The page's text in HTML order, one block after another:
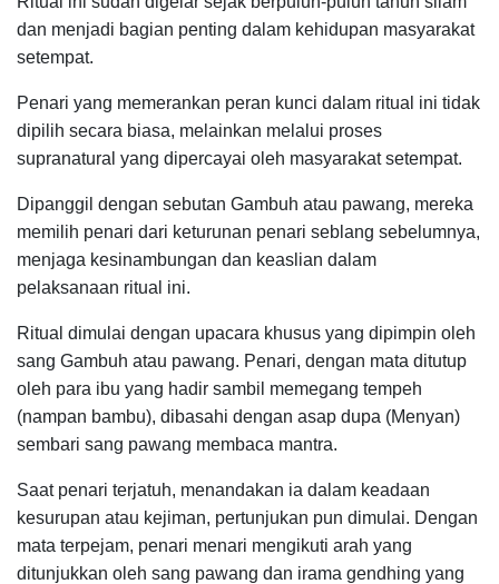
dan menjadi bagian penting dalam kehidupan masyarakat
setempat.
Penari yang memerankan peran kunci dalam ritual ini tidak
dipilih secara biasa, melainkan melalui proses
supranatural yang dipercayai oleh masyarakat setempat.
Dipanggil dengan sebutan Gambuh atau pawang, mereka
memilih penari dari keturunan penari seblang sebelumnya,
menjaga kesinambungan dan keaslian dalam
pelaksanaan ritual ini.
Ritual dimulai dengan upacara khusus yang dipimpin oleh
sang Gambuh atau pawang. Penari, dengan mata ditutup
oleh para ibu yang hadir sambil memegang tempeh
(nampan bambu), dibasahi dengan asap dupa (Menyan)
sembari sang pawang membaca mantra.
Saat penari terjatuh, menandakan ia dalam keadaan
kesurupan atau kejiman, pertunjukan pun dimulai. Dengan
mata terpejam, penari menari mengikuti arah yang
ditunjukkan oleh sang pawang dan irama gendhing yang